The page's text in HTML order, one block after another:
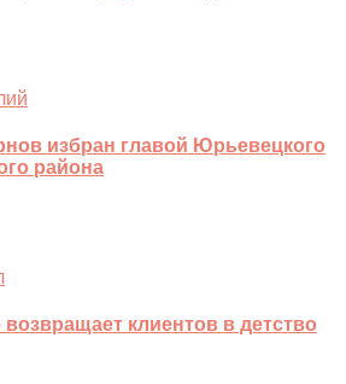
избран главой Юрьевецкого
района
клиентов в детство